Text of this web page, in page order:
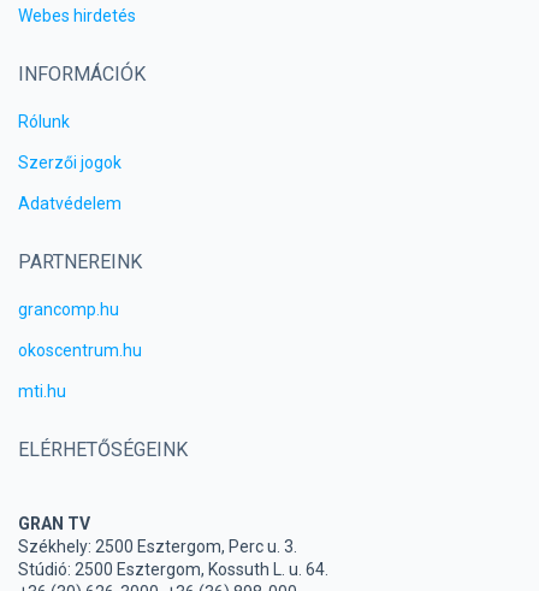
Webes hirdetés
INFORMÁCIÓK
Rólunk
Szerzői jogok
Adatvédelem
PARTNEREINK
grancomp.hu
okoscentrum.hu
mti.hu
ELÉRHETŐSÉGEINK
GRAN TV
Székhely: 2500 Esztergom, Perc u. 3.
Stúdió: 2500 Esztergom, Kossuth L. u. 64.